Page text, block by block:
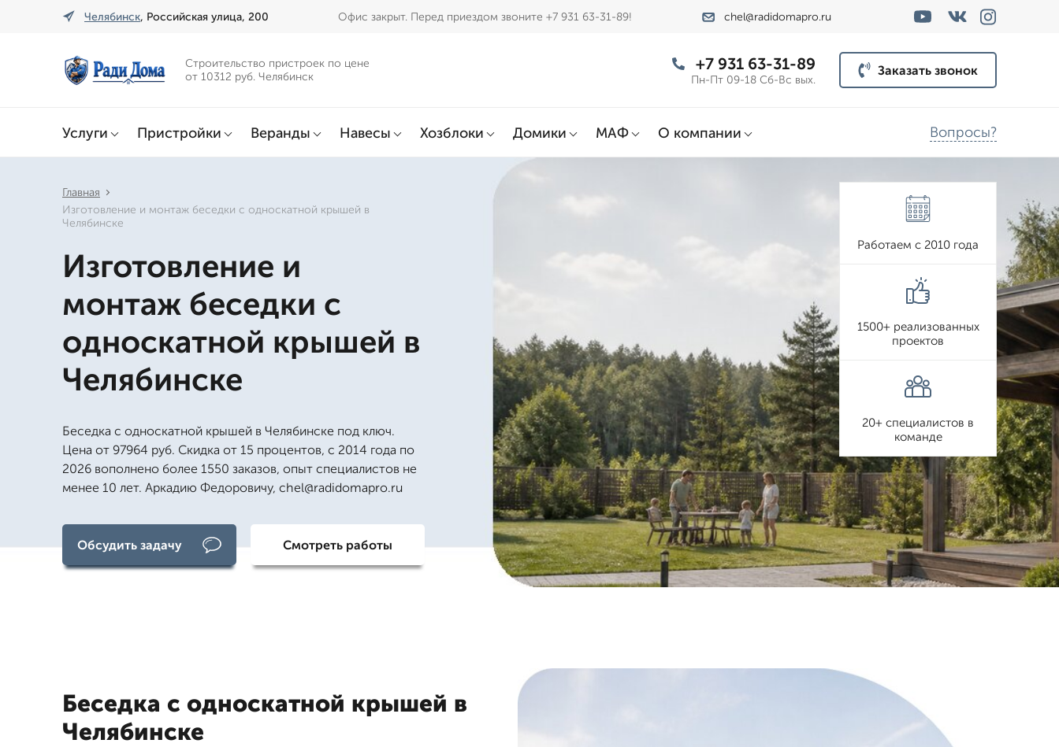
Челябинск, Российская улица, 200 Офис закрыт. Перед приездом звоните +7 931 63-31-89! chel@radidomapro.ru
Строительство пристроек по цене
от 10312 руб. Челябинск
+7 931 63-31-89
Пн-Пт 09-18 Сб-Вс вых.
Заказать звонок
Услуги Пристройки Веранды Навесы Хозблоки Домики МАФ О компании Вопросы?
Главная
Изготовление и монтаж беседки с односкатной крышей в
Челябинске
Изготовление и
монтаж беседки с
односкатной крышей в
Челябинске
Беседка с односкатной крышей в Челябинске под ключ.
Цена от 97964 руб. Скидка от 15 процентов, с 2014 года по
2026 вополнено более 1550 заказов, опыт специалистов не
менее 10 лет. Аркадию Федоровичу, chel@radidomapro.ru
Обсудить задачу Смотреть работы
Работаем с 2010 года
1500+ реализованных
проектов
20+ специалистов в
команде
Беседка с односкатной крышей в
Челябинске